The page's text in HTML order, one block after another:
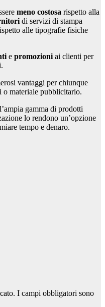
meno costosa rispetto alla
di servizi di stampa
alle tipografie fisiche
e promozioni ai clienti per
vantaggi per chiunque
o materiale pubblicitario.
gamma di prodotti
lo rendono un’opzione
tempo e denaro.
I campi obbligatori sono